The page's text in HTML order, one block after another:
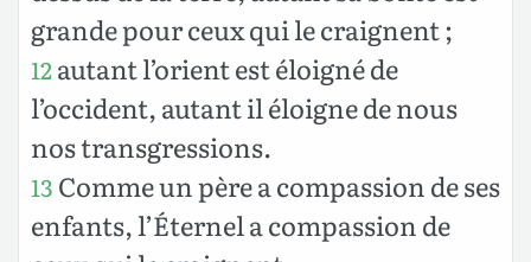
grande pour ceux qui le craignent ;
12autant l’orient est éloigné de
l’occident, autant il éloigne de nous
nos transgressions.
13 Comme un père a compassion de ses
enfants, l’Éternel a compassion de